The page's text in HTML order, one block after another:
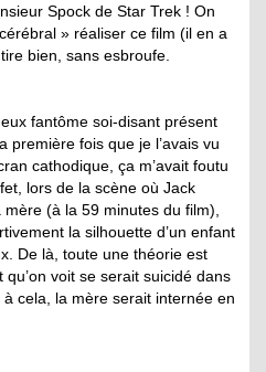
Spock de Star Trek ! On
» réaliser ce film (il en a
bien, sans esbroufe.
fantôme soi-disant présent
première fois que je l’avais vu
cathodique, ça m’avait foutu
lors de la scène où Jack
(à la 59 minutes du film),
la silhouette d’un enfant
De là, toute une théorie est
voit se serait suicidé dans
cela, la mère serait internée en